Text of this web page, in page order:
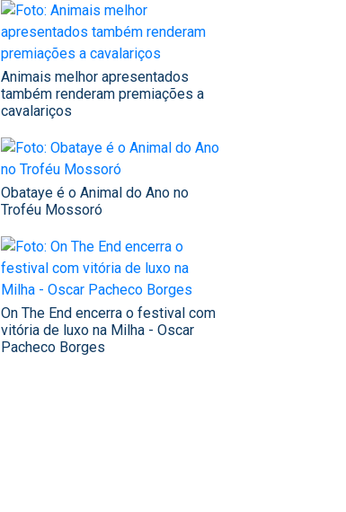
Animais melhor apresentados
também renderam premiações a
cavalariços
Obataye é o Animal do Ano no
Troféu Mossoró
On The End encerra o festival com
vitória de luxo na Milha - Oscar
Pacheco Borges